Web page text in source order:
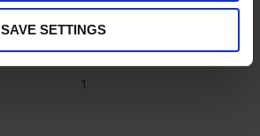
SAVE SETTINGS
1 VE = 480 Stück (5 Boxen
x 96 Stück)
1 VE
1